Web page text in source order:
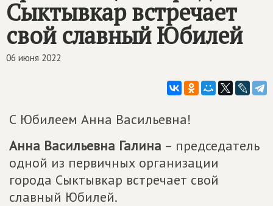
Сыктывкар встречает
свой славный Юбилей
06 июня 2022
С Юбилеем Анна Васильевна!
Анна Васильевна Галина – председатель
одной из первичных организации
города Сыктывкар встречает свой
славный Юбилей.